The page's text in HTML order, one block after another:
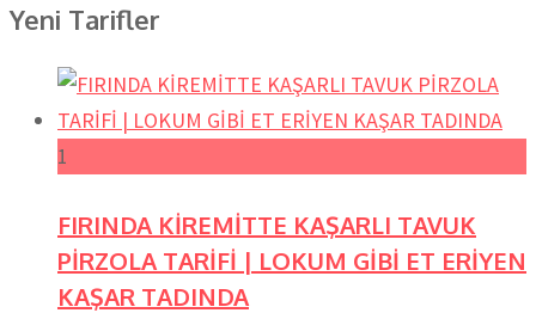
Yeni Tarifler
1
FIRINDA KİREMİTTE KAŞARLI TAVUK
PİRZOLA TARİFİ | LOKUM GİBİ ET ERİYEN
KAŞAR TADINDA